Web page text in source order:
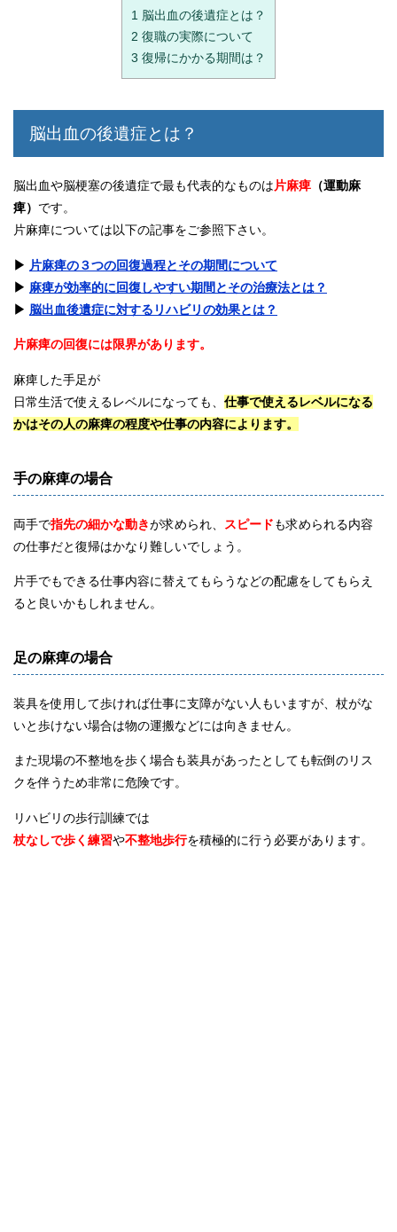
1 脳出血の後遺症とは？
2 復職の実際について
3 復帰にかかる期間は？
脳出血の後遺症とは？
脳出血や脳梗塞の後遺症で最も代表的なものは片麻痺 （運動麻
痺） です。
片麻痺については以下の記事をご参照下さい。
▶︎ 片麻痺の３つの回復過程とその期間について
▶︎ 麻痺が効率的に回復しやすい期間とその治療法とは？
▶︎ 脳出血後遺症に対するリハビリの効果とは？
片麻痺の回復には限界があります。
麻痺した手足が
日常生活で使えるレベルになっても、 仕事で使えるレベルになる
かはその人の麻痺の程度や仕事の内容によります。
手の麻痺の場合
両手で指先の細かな動きが求められ、 スピードも求められる内容
の仕事だと復帰はかなり難しいでしょう。
片手でもできる仕事内容に替えてもらうなどの配慮をしてもらえ
ると良いかもしれません。
足の麻痺の場合
装具を使用して歩ければ仕事に支障がない人もいますが、杖がな
いと歩けない場合は物の運搬などには向きません。
また現場の不整地を歩く場合も装具があったとしても転倒のリス
クを伴うため非常に危険です。
リハビリの歩行訓練では
杖なしで歩く練習や不整地歩行を積極的に行う必要があります。